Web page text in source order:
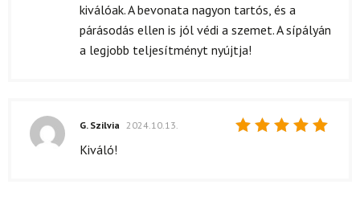
kiválóak. A bevonata nagyon tartós, és a
párásodás ellen is jól védi a szemet. A sípályán
a legjobb teljesítményt nyújtja!
G. Szilvia 2024.10.13.
Kiváló!